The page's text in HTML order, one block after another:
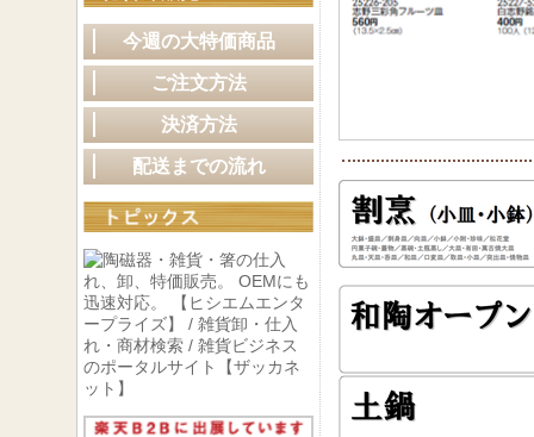
今週の大特価商品
ご注文方法
決済方法
配送までの流れ